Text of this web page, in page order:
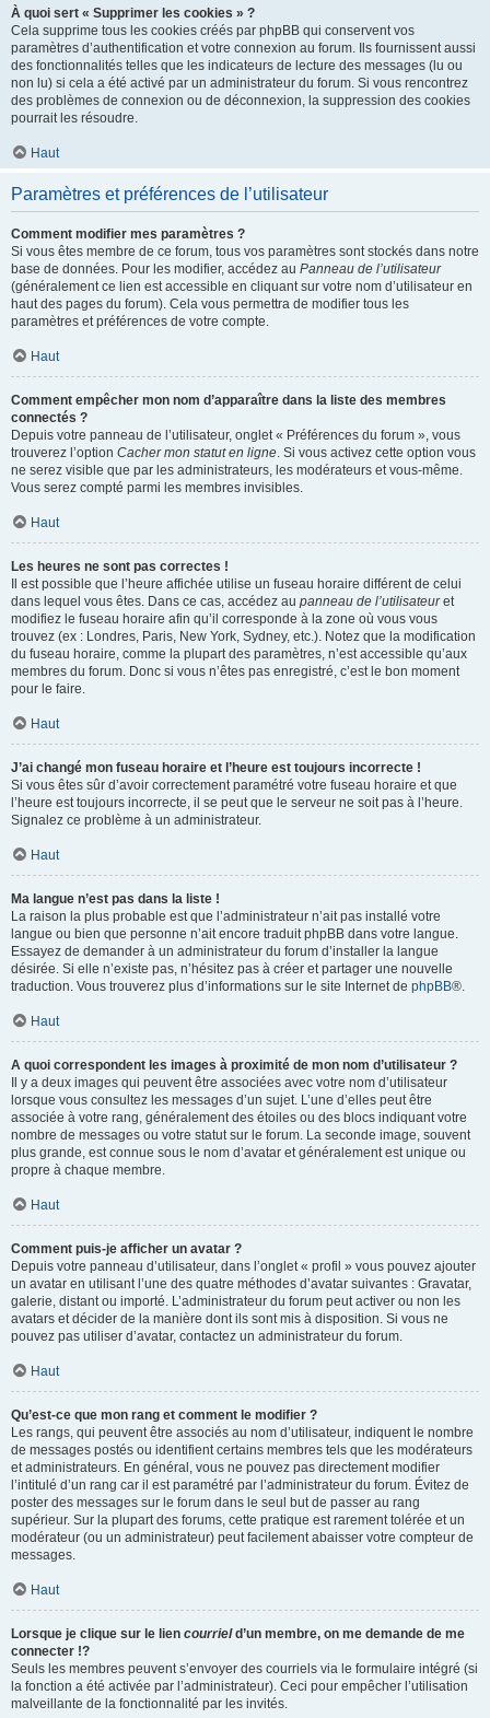
À quoi sert « Supprimer les cookies » ?
Cela supprime tous les cookies créés par phpBB qui conservent vos
paramètres d’authentification et votre connexion au forum. Ils fournissent aussi
des fonctionnalités telles que les indicateurs de lecture des messages (lu ou
non lu) si cela a été activé par un administrateur du forum. Si vous rencontrez
des problèmes de connexion ou de déconnexion, la suppression des cookies
pourrait les résoudre.
Haut
Paramètres et préférences de l’utilisateur
Comment modifier mes paramètres ?
Si vous êtes membre de ce forum, tous vos paramètres sont stockés dans notre
base de données. Pour les modifier, accédez au Panneau de l’utilisateur
(généralement ce lien est accessible en cliquant sur votre nom d’utilisateur en
haut des pages du forum). Cela vous permettra de modifier tous les
paramètres et préférences de votre compte.
Haut
Comment empêcher mon nom d’apparaître dans la liste des membres
connectés ?
Depuis votre panneau de l’utilisateur, onglet « Préférences du forum », vous
trouverez l’option Cacher mon statut en ligne. Si vous activez cette option vous
ne serez visible que par les administrateurs, les modérateurs et vous-même.
Vous serez compté parmi les membres invisibles.
Haut
Les heures ne sont pas correctes !
Il est possible que l’heure affichée utilise un fuseau horaire différent de celui
dans lequel vous êtes. Dans ce cas, accédez au panneau de l’utilisateuret
modifiez le fuseau horaire afin qu’il corresponde à la zone où vous vous
trouvez (ex : Londres, Paris, New York, Sydney, etc.). Notez que la modification
du fuseau horaire, comme la plupart des paramètres, n’est accessible qu’aux
membres du forum. Donc si vous n’êtes pas enregistré, c’est le bon moment
pour le faire.
Haut
J’ai changé mon fuseau horaire et l’heure est toujours incorrecte !
Si vous êtes sûr d’avoir correctement paramétré votre fuseau horaire et que
l’heure est toujours incorrecte, il se peut que le serveur ne soit pas à l’heure.
Signalez ce problème à un administrateur.
Haut
Ma langue n’est pas dans la liste !
La raison la plus probable est que l’administrateur n’ait pas installé votre
langue ou bien que personne n’ait encore traduit phpBB dans votre langue.
Essayez de demander à un administrateur du forum d’installer la langue
désirée. Si elle n’existe pas, n’hésitez pas à créer et partager une nouvelle
traduction. Vous trouverez plus d’informations sur le site Internet de phpBB®.
Haut
A quoi correspondent les images à proximité de mon nom d’utilisateur ?
Il y a deux images qui peuvent être associées avec votre nom d’utilisateur
lorsque vous consultez les messages d’un sujet. L’une d’elles peut être
associée à votre rang, généralement des étoiles ou des blocs indiquant votre
nombre de messages ou votre statut sur le forum. La seconde image, souvent
plus grande, est connue sous le nom d’avatar et généralement est unique ou
propre à chaque membre.
Haut
Comment puis-je afficher un avatar ?
Depuis votre panneau d’utilisateur, dans l’onglet « profil » vous pouvez ajouter
un avatar en utilisant l’une des quatre méthodes d’avatar suivantes : Gravatar,
galerie, distant ou importé. L’administrateur du forum peut activer ou non les
avatars et décider de la manière dont ils sont mis à disposition. Si vous ne
pouvez pas utiliser d’avatar, contactez un administrateur du forum.
Haut
Qu’est-ce que mon rang et comment le modifier ?
Les rangs, qui peuvent être associés au nom d’utilisateur, indiquent le nombre
de messages postés ou identifient certains membres tels que les modérateurs
et administrateurs. En général, vous ne pouvez pas directement modifier
l’intitulé d’un rang car il est paramétré par l’administrateur du forum. Évitez de
poster des messages sur le forum dans le seul but de passer au rang
supérieur. Sur la plupart des forums, cette pratique est rarement tolérée et un
modérateur (ou un administrateur) peut facilement abaisser votre compteur de
messages.
Haut
Lorsque je clique sur le lien courrield’un membre, on me demande de me
connecter !?
Seuls les membres peuvent s’envoyer des courriels via le formulaire intégré (si
la fonction a été activée par l’administrateur). Ceci pour empêcher l’utilisation
malveillante de la fonctionnalité par les invités.